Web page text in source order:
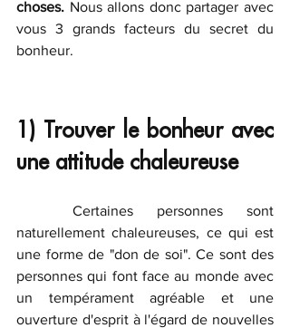
choses. Nous allons donc partager avec
vous 3 grands facteurs du secret du
bonheur.
1) Trouver le bonheur avec
une attitude chaleureuse
naturellement chaleureuses, ce qui est
une forme de "don de soi". Ce sont des
personnes qui font face au monde avec
un tempérament agréable et une
ouverture d'esprit à l'égard de nouvelles